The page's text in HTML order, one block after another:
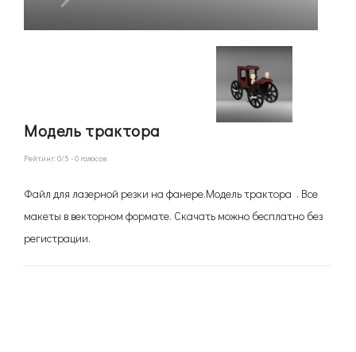
Модель трактора
Рейтинг:0/5 -0 голосов
Файл для лазерной резки на фанере.Модель трактора . Все
макеты в векторном формате. Скачать можно бесплатно без
регистрации.